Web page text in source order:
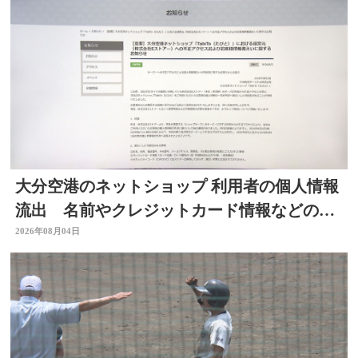
大分空港のネットショップ 利用者の個人情報
流出 名前やクレジットカード情報などの可
能性 大分
2026年08月04日